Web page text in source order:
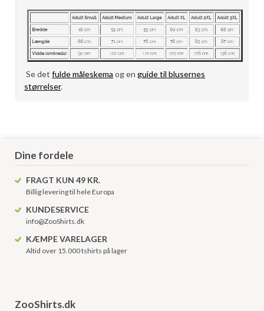
Se detfulde måleskema og enguide til blusernes
størrelser.
Dine fordele
FRAGT KUN 49 KR.
Billig levering til hele Europa
KUNDESERVICE
info@ZooShirts.dk
KÆMPE VARELAGER
Altid over 15.000 tshirts på lager
ZooShirts.dk